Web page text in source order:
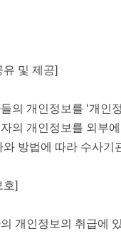
유 및 제공]
의 개인정보를 ‘개인
의 개인정보를 외부
와 방법에 따라 수사기
호]
개인정보의 취급에